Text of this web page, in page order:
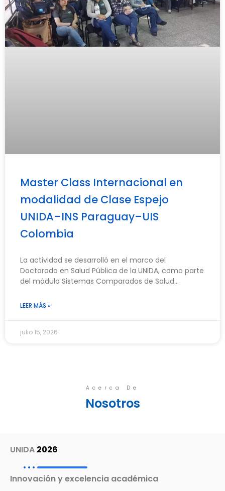
Master Class Internacional en
modalidad de Clase Espejo
UNIDA–INS Paraguay–UIS
Colombia
La actividad se desarrolló en el marco del
Doctorado en Salud Pública de la UNIDA, como parte
del módulo Sistemas Comparados de Salud…
LEER MÁS »
julio 15, 2026
Acerca De
Nosotros
UNIDA 2026
Innovación y excelencia académica